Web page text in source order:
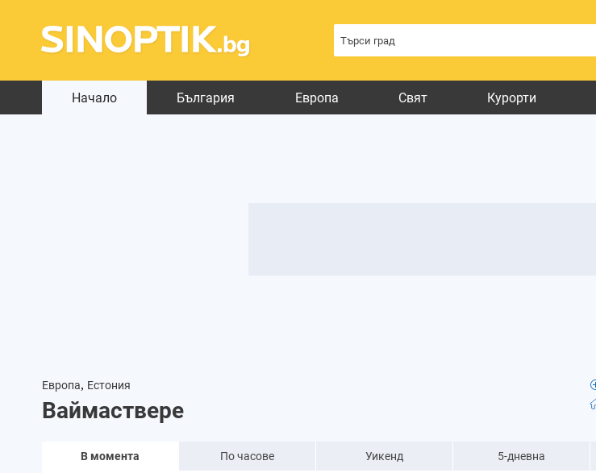
Начало България Европа Свят Курорти
Европа, Естония
Ваймаствере
В момента По часове Уикенд 5-дневна